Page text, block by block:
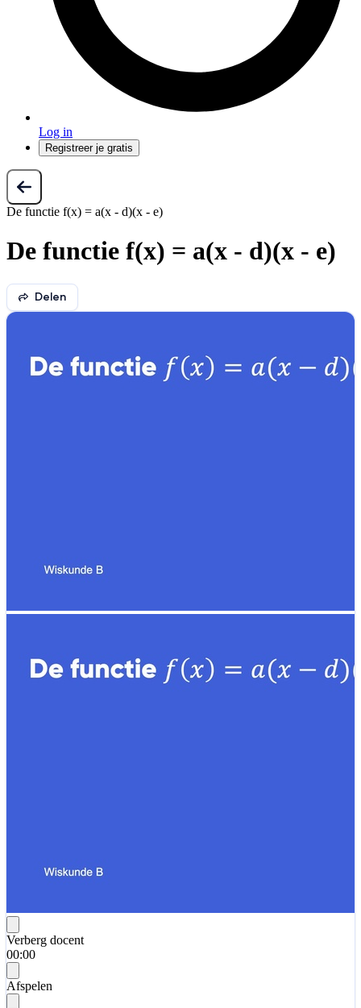
Log in
Registreer je gratis
De functie f(x) = a(x - d)(x - e)
De functie f(x) = a(x - d)(x - e)
Delen
Verberg docent
00:00
Afspelen